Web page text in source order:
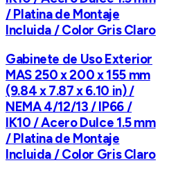
/ Platina de Montaje
Incluida / Color Gris Claro
Gabinete de Uso Exterior
MAS 250 x 200 x 155 mm
(9.84 x 7.87 x 6.10 in) /
NEMA 4/12/13 / IP66 /
IK10 / Acero Dulce 1.5 mm
/ Platina de Montaje
Incluida / Color Gris Claro